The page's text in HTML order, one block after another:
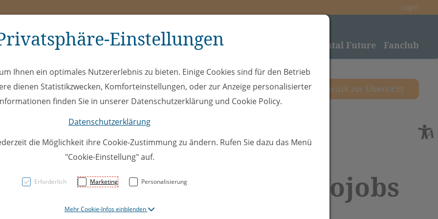
Login
ÖEL Club Spenden Rheintal Future Fanclub
zurück zur Übersicht
VEHL1: EHC Eurojobs
Einstellungen
Ihnen ein optimales Nutzererlebnis zu bieten. Einige Cookies sind für den Betrieb
dienen Statistikzwecken, Komforteinstellungen, oder zur Anzeige personalisierter
finden Sie in unserer Datenschutzerklärung und Cookie Policy.
Datenschutzerklärung
die Möglichkeit ihre Cookie-Zustimmung zu ändern. Rufen Sie dazu das Menü
"Cookie-Einstellung" auf.
Erforderlich Marketing Personalisierung
Mehr Cookie-Infos einblenden